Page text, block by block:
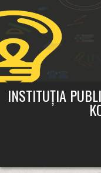
to
INSTITUȚIA